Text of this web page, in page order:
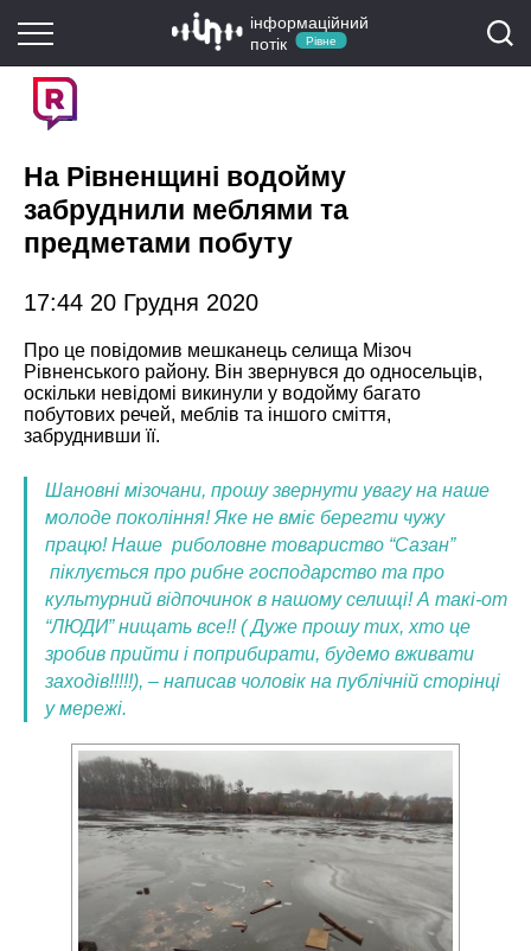
інформаційний
потік
Рівне
На Рівненщині водойму
забруднили меблями та
предметами побуту
17:44 20 Грудня 2020
Про це повідомив мешканець селища Мізоч
Рівненського району. Він звернувся до односельців,
оскільки невідомі викинули у водойму багато
побутових речей, меблів та іншого сміття,
забруднивши її.
Шановні мізочани, прошу звернути увагу на наше
молоде покоління! Яке не вміє берегти чужу
працю! Наше риболовне товариство “Сазан”
піклується про рибне господарство та про
культурний відпочинок в нашому селищі! А такі-от
“ЛЮДИ” нищать все!! ( Дуже прошу тих, хто це
зробив прийти і поприбирати, будемо вживати
заходів!!!!!), – написав чоловік на публічній сторінці
у мережі.